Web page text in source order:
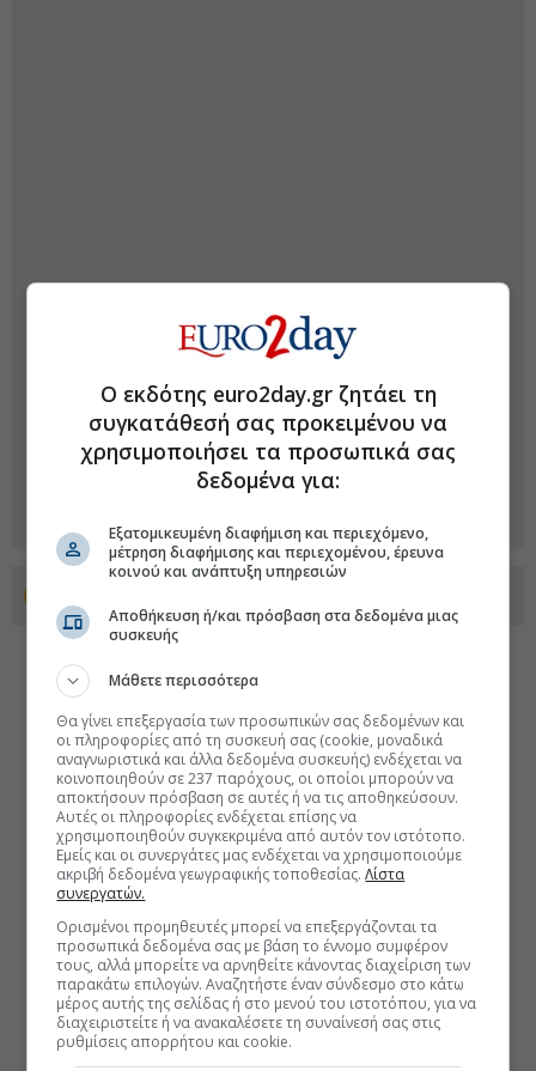
Ο εκδότης euro2day.gr ζητάει τη
συγκατάθεσή σας προκειμένου να
χρησιμοποιήσει τα προσωπικά σας
δεδομένα για:
Εξατομικευμένη διαφήμιση και περιεχόμενο,
μέτρηση διαφήμισης και περιεχομένου, έρευνα
κοινού και ανάπτυξη υπηρεσιών
Αποθήκευση ή/και πρόσβαση στα δεδομένα μιας
συσκευής
Μάθετε περισσότερα
Θα γίνει επεξεργασία των προσωπικών σας δεδομένων και
οι πληροφορίες από τη συσκευή σας (cookie, μοναδικά
αναγνωριστικά και άλλα δεδομένα συσκευής) ενδέχεται να
κοινοποιηθούν σε 237 παρόχους, οι οποίοι μπορούν να
αποκτήσουν πρόσβαση σε αυτές ή να τις αποθηκεύσουν.
Αυτές οι πληροφορίες ενδέχεται επίσης να
χρησιμοποιηθούν συγκεκριμένα από αυτόν τον ιστότοπο.
Εμείς και οι συνεργάτες μας ενδέχεται να χρησιμοποιούμε
ακριβή δεδομένα γεωγραφικής τοποθεσίας.Λίστα
συνεργατών.
Ορισμένοι προμηθευτές μπορεί να επεξεργάζονται τα
προσωπικά δεδομένα σας με βάση το έννομο συμφέρον
τους, αλλά μπορείτε να αρνηθείτε κάνοντας διαχείριση των
παρακάτω επιλογών. Αναζητήστε έναν σύνδεσμο στο κάτω
μέρος αυτής της σελίδας ή στο μενού του ιστοτόπου, για να
διαχειριστείτε ή να ανακαλέσετε τη συναίνεσή σας στις
ρυθμίσεις απορρήτου και cookie.